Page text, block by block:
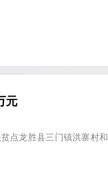
元
点龙胜县三门镇洪寨村和